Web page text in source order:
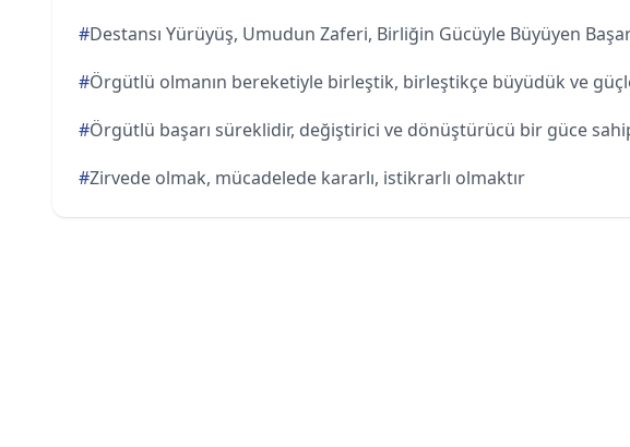
#Destansı Yürüyüş, Umudun Zaferi, Birliğin Gücüyle Büyüyen
#Örgütlü olmanın bereketiyle birleştik, birleştikçe büyüdük ve
#Örgütlü başarı süreklidir, değiştirici ve dönüştürücü bir güce
#Zirvede olmak, mücadelede kararlı, istikrarlı olmaktır